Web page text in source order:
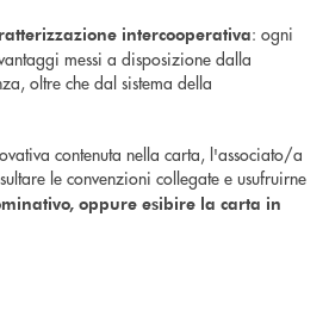
intercooperativa: ogni
messi a disposizione dalla
oltre che dal sistema della
contenuta nella carta, l'associato/a
le convenzioni collegate e usufruirne
oppure esibire la carta in